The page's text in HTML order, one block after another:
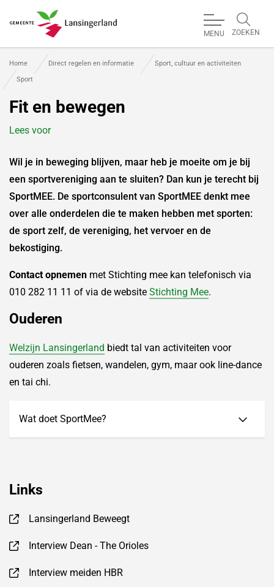
MENU ZOEKEN
Home Direct regelen en informatie
Sport, cultuur en activiteiten
Sport
Fit en bewegen
Lees voor
Wil je in beweging blijven, maar heb je moeite om je bij
een sportvereniging aan te sluiten? Dan kun je terecht bij
SportMEE. De sportconsulent van SportMEE denkt mee
over alle onderdelen die te maken hebben met sporten:
de sport zelf, de vereniging, het vervoer en de
bekostiging.
Contact opnemen met Stichting mee kan telefonisch via
010 282 11 11 of via de website Stichting Mee.
Ouderen
Welzijn Lansingerland biedt tal van activiteiten voor
ouderen zoals fietsen, wandelen, gym, maar ook line-dance
en tai chi.
Wat doet SportMee?
Links
Lansingerland Beweegt
, opent in nieuw tabblad
Interview Dean - The Orioles
, opent in nieuw tabblad
Interview meiden HBR
, opent in nieuw tabblad